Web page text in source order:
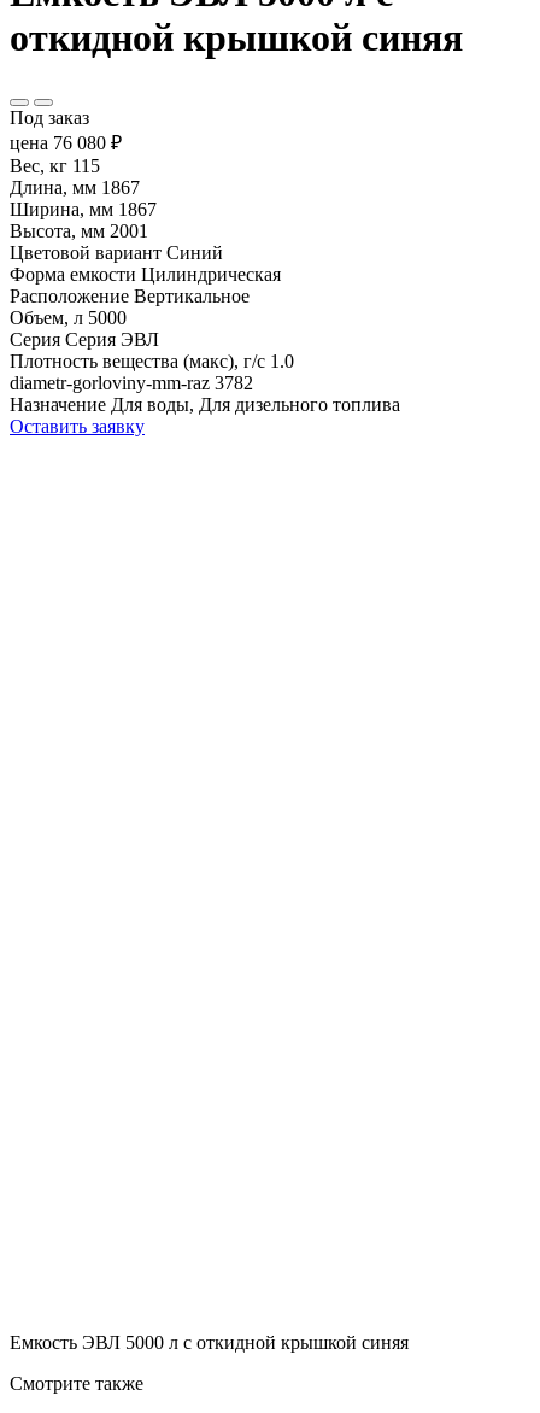
откидной крышкой синяя
Под заказ
цена 76 080 ₽
Вес, кг 115
Длина, мм 1867
Ширина, мм 1867
Высота, мм 2001
Цветовой вариант Синий
Форма емкости Цилиндрическая
Расположение Вертикальное
Объем, л 5000
Серия Серия ЭВЛ
Плотность вещества (макс), г/с 1.0
diametr-gorloviny-mm-raz 3782
Назначение Для воды, Для дизельного топлива
Оставить заявку
Емкость ЭВЛ 5000 л с откидной крышкой синяя
Смотрите также